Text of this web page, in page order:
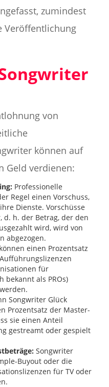
zumindest
Veröffentlichung
von
können auf
Geld verdienen:
Professionelle
Regel einen Vorschuss,
Dienste. Vorschüsse
d. h. der Betrag, der den
wird, wird von
abgezogen.
einen Prozentsatz
für
bekannt als PROs)
Songwriter Glück
Prozentsatz der Master-
sie einen Anteil
gestreamt oder gespielt
Songwriter
Buyout oder die
für TV oder